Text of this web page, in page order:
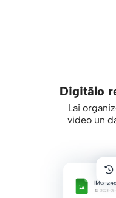
Digitālo
Lai
video un